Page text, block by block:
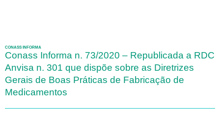
CONASS INFORMA
Conass Informa n. 73/2020 – Republicada a RDC
Anvisa n. 301 que dispõe sobre as Diretrizes
Gerais de Boas Práticas de Fabricação de
Medicamentos